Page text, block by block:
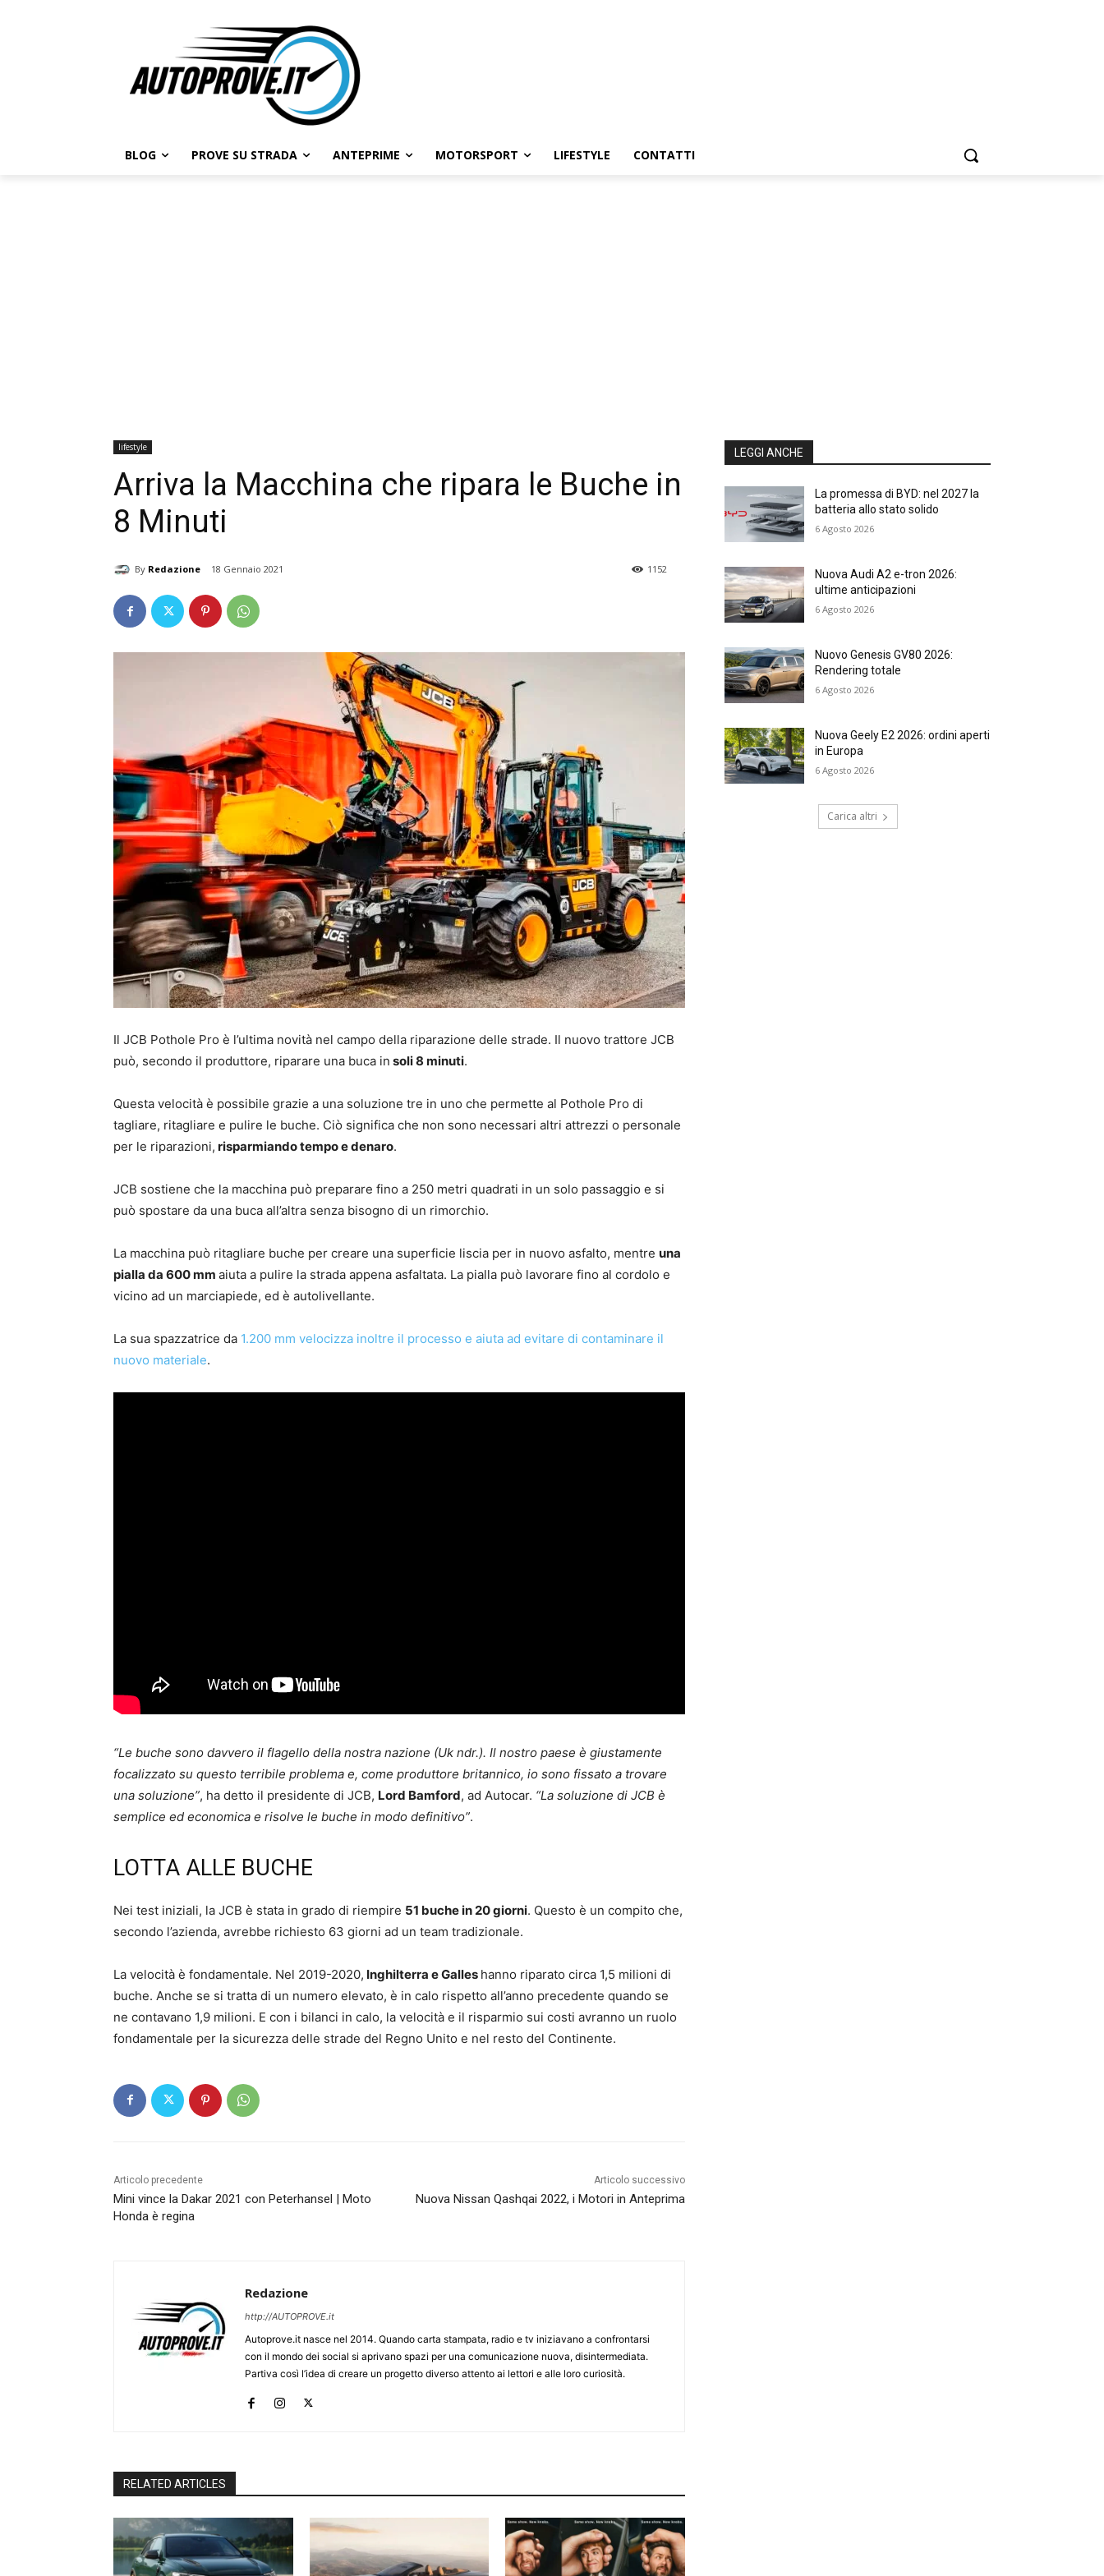
BLOG PROVE SU STRADA ANTEPRIME MOTORSPORT LIFESTYLE CONTATTI
lifestyle
Arriva la Macchina che ripara le Buche in
8 Minuti
By Redazione 18 Gennaio 2021 1152
Il JCB Pothole Pro è l’ultima novità nel campo della riparazione delle strade. Il nuovo trattore JCB
può, secondo il produttore, riparare una buca in soli 8 minuti.
Questa velocità è possibile grazie a una soluzione tre in uno che permette al Pothole Pro di
tagliare, ritagliare e pulire le buche. Ciò significa che non sono necessari altri attrezzi o personale
per le riparazioni, risparmiando tempo e denaro.
JCB sostiene che la macchina può preparare fino a 250 metri quadrati in un solo passaggio e si
può spostare da una buca all’altra senza bisogno di un rimorchio.
La macchina può ritagliare buche per creare una superficie liscia per in nuovo asfalto, mentre una
pialla da 600 mm aiuta a pulire la strada appena asfaltata. La pialla può lavorare fino al cordolo e
vicino ad un marciapiede, ed è autolivellante.
La sua spazzatrice da 1.200 mm velocizza inoltre il processo e aiuta ad evitare di contaminare il
nuovo materiale.
“Le buche sono davvero il flagello della nostra nazione (Uk ndr.). Il nostro paese è giustamente
focalizzato su questo terribile problema e, come produttore britannico, io sono fissato a trovare
una soluzione”, ha detto il presidente di JCB, Lord Bamford, ad Autocar. “La soluzione di JCB è
semplice ed economica e risolve le buche in modo definitivo”.
LOTTA ALLE BUCHE
Nei test iniziali, la JCB è stata in grado di riempire 51 buche in 20 giorni. Questo è un compito che,
secondo l’azienda, avrebbe richiesto 63 giorni ad un team tradizionale.
La velocità è fondamentale. Nel 2019-2020, Inghilterra e Galles hanno riparato circa 1,5 milioni di
buche. Anche se si tratta di un numero elevato, è in calo rispetto all’anno precedente quando se
ne contavano 1,9 milioni. E con i bilanci in calo, la velocità e il risparmio sui costi avranno un ruolo
fondamentale per la sicurezza delle strade del Regno Unito e nel resto del Continente.
Articolo precedente
Mini vince la Dakar 2021 con Peterhansel | Moto
Honda è regina
Articolo successivo
Nuova Nissan Qashqai 2022, i Motori in Anteprima
Redazione
http://AUTOPROVE.it
Autoprove.it nasce nel 2014. Quando carta stampata, radio e tv iniziavano a confrontarsi
con il mondo dei social si aprivano spazi per una comunicazione nuova, disintermediata.
Partiva così l’idea di creare un progetto diverso attento ai lettori e alle loro curiosità.
RELATED ARTICLES
LEGGI ANCHE
La promessa di BYD: nel 2027 la
batteria allo stato solido
6 Agosto 2026
Nuova Audi A2 e-tron 2026:
ultime anticipazioni
6 Agosto 2026
Nuovo Genesis GV80 2026:
Rendering totale
6 Agosto 2026
Nuova Geely E2 2026: ordini aperti
in Europa
6 Agosto 2026
Carica altri